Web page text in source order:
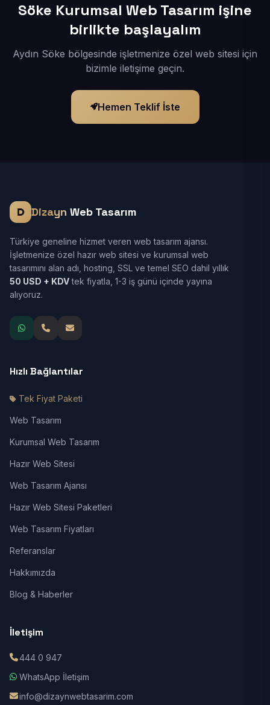
Söke Kurumsal Web Tasarım işine
birlikte başlayalım
Aydın Söke bölgesinde işletmenize özel web sitesi için
bizimle iletişime geçin.
Hemen Teklif İste
Dizayn Web Tasarım
Türkiye geneline hizmet veren web tasarım ajansı.
İşletmenize özel hazır web sitesi ve kurumsal web
tasarımını alan adı, hosting, SSL ve temel SEO dahil yıllık
50 USD + KDVtek fiyatla, 1-3 iş günü içinde yayına
alıyoruz.
Hızlı Bağlantılar
Tek Fiyat Paketi
Web Tasarım
Kurumsal Web Tasarım
Hazır Web Sitesi
Web Tasarım Ajansı
Hazır Web Sitesi Paketleri
Web Tasarım Fiyatları
Referanslar
Hakkımızda
Blog & Haberler
İletişim
444 0 947
WhatsApp İletişim
info@dizaynwebtasarim.com